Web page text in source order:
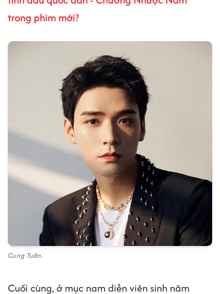
trong phim mới?
Cung Tuấn.
Cuối cùng, ở mục nam diễn viên sinh năm